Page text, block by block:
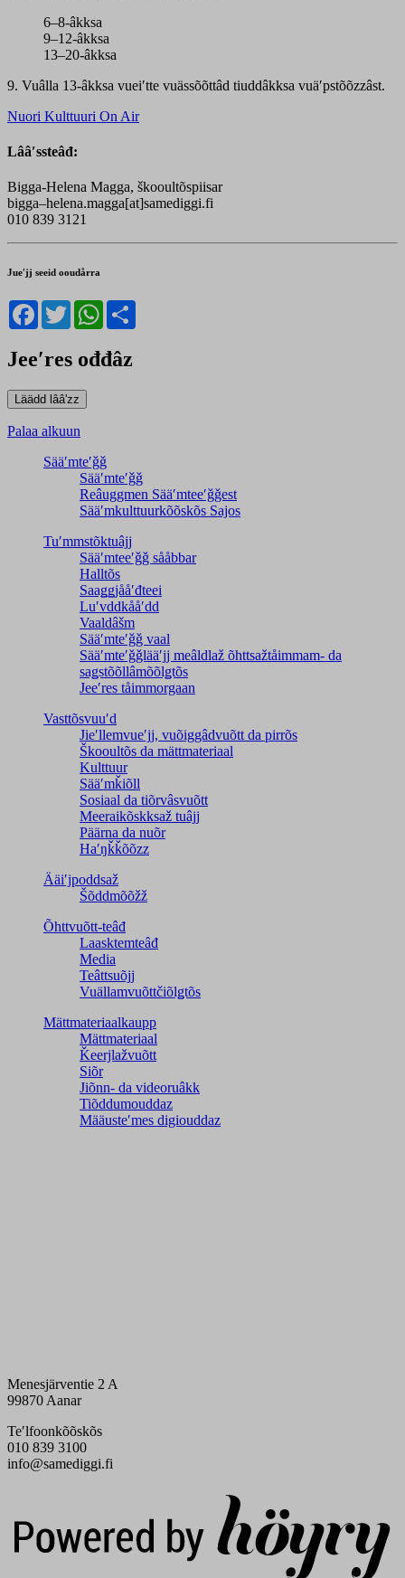
6–8-âkksa
9–12-âkksa
13–20-âkksa
9. Vuâlla 13-âkksa vueiʹtte vuässõõttâd tiuddâkksa vuäʹpstõõzzâst.
Nuori Kulttuuri On Air
Lââʹssteâđ:
Bigga-Helena Magga, škooultõspiisar
bigga–helena.magga[at]samediggi.fi
010 839 3121
Jueʹjj seeid ooudårra
Facebook
TwitterWhatsApp
Jeeʹres ođđâz
Palaa alkuun
Sääʹmteʹǧǧ
Sääʹmteʹǧǧ
Reâuggmen Sääʹmteeʹǧǧest
Sääʹmkulttuurkõõskõs Sajos
Tuʹmmstõktuâjj
Sääʹmteeʹǧǧ sååbbar
Halltõs
Saaǥǥjååʹđteei
Luʹvddkååʹdd
Vaaldâšm
Sääʹmteʹǧǧ vaal
Sääʹmteʹǧǧlääʹjj meâldlaž õhttsažtåimmam- da
saǥstõõllâmõõlǥtõs
Jeeʹres tåimmorgaan
Vasttõsvuuʹd
Jieʹllemvueʹjj, vuõiggâdvuõtt da pirrõs
Škooultõs da mättmateriaal
Kulttuur
Sääʹmǩiõll
Sosiaal da tiõrvâsvuõtt
Meeraikõskksaž tuâjj
Päärna da nuõr
Haʹŋǩǩõõzz
Ääiʹjpoddsaž
Šõddmõõžž
Õhttvuõtt-teâđ
Laasktemteâđ
Media
Teâttsuõjj
Vuällamvuõttčiõlǥtõs
Mättmateriaalkaupp
Mättmateriaal
Ǩeerjlažvuõtt
Siõr
Jiõnn- da videoruâkk
Tiõddumouddaz
Määusteʹmes digiouddaz
Menesjärventie 2 A
99870 Aanar
Teʹlfoonkõõskõs
010 839 3100
info@samediggi.fi